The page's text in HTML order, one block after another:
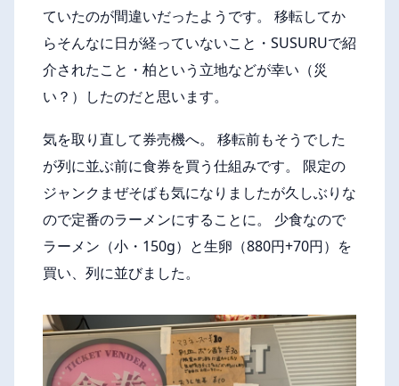
ていたのが間違いだったようです。 移転してか
らそんなに日が経っていないこと・SUSURUで紹
介されたこと・柏という立地などが幸い（災
い？）したのだと思います。
気を取り直して券売機へ。 移転前もそうでした
が列に並ぶ前に食券を買う仕組みです。 限定の
ジャンクまぜそばも気になりましたが久しぶりな
ので定番のラーメンにすることに。 少食なので
ラーメン（小・150g）と生卵（880円+70円）を
買い、列に並びました。